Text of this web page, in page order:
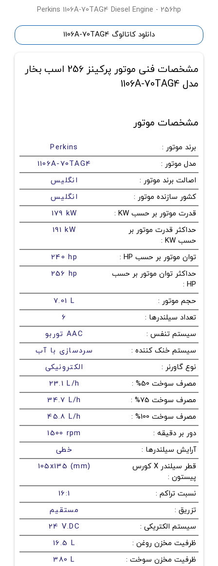
Perkins 1106A-70TAG4 Diesel Engine - 256hp
دانلود کاتالوگ 1106A-70TAG4
مشخصات فنی موتور پرکینز 256 اسب بخار
مدل 1106A-70TAG4
مشخصات موتور
برند موتور :
Perkins
مدل موتور :
1106A-70TAG4
اصالت برند موتور :
انگلیس
کشور سازنده موتور :
انگلیس
قدرت موتور بر حسب KW
:
179 kW
حداکثر قدرت موتور بر
حسب KW
:
191 kW
توان موتور بر حسب HP :
240 hp
حداکثر توان موتور بر حسب
HP
:
256 hp
حجم موتور :
7.01 L
تعداد سیلندرها :
6
سیستم تنفس :
توربو AAC
سیستم خنک کننده :
سردسازی با آب
نوع گاورنر :
الکترونیکی
مصرف سوخت 50%
:
23.1 L/h
مصرف سوخت 75%
:
34.7 L/h
مصرف سوخت 100%
:
45.8 L/h
دور بر دقیقه :
1500 rpm
آرایش سیلندرها :
خطی
قطر سیلندر X کورس
پیستون :
105x135 (mm)
نسبت تراکم :
16:1
تزریق :
مستقیم
سیستم الکتریکی :
24 V.DC
ظرفیت مخزن روغن :
16.5 L
ظرفیت مخزن سوخت :
380 L